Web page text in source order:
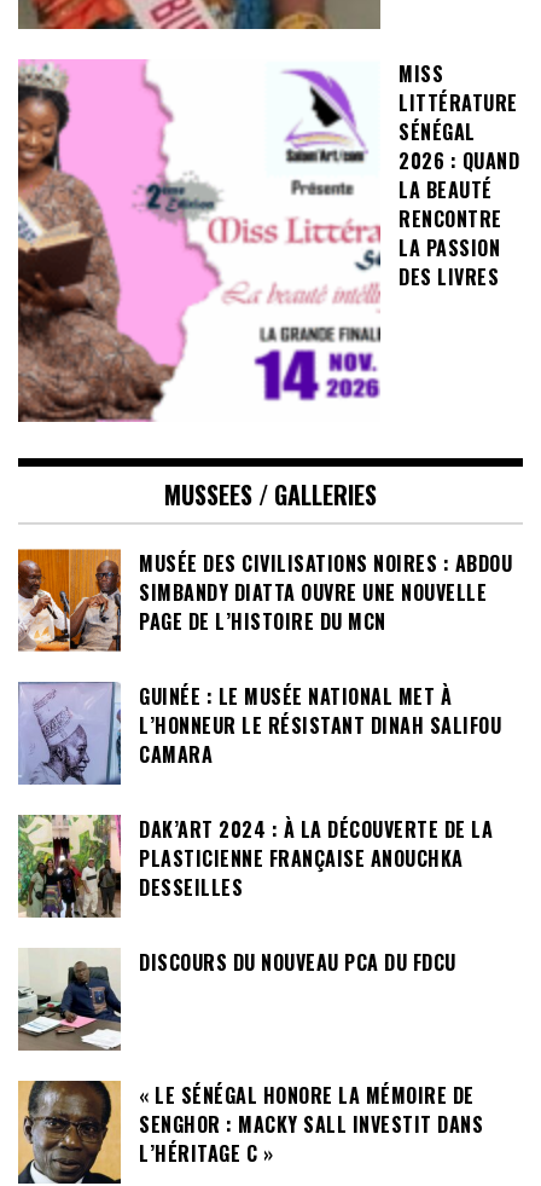
MISS
LITTÉRATURE
SÉNÉGAL
2026 : QUAND
LA BEAUTÉ
RENCONTRE
LA PASSION
DES LIVRES
MUSSEES / GALLERIES
MUSÉE DES CIVILISATIONS NOIRES : ABDOU
SIMBANDY DIATTA OUVRE UNE NOUVELLE
PAGE DE L’HISTOIRE DU MCN
GUINÉE : LE MUSÉE NATIONAL MET À
L’HONNEUR LE RÉSISTANT DINAH SALIFOU
CAMARA
DAK’ART 2024 : À LA DÉCOUVERTE DE LA
PLASTICIENNE FRANÇAISE ANOUCHKA
DESSEILLES
DISCOURS DU NOUVEAU PCA DU FDCU
« LE SÉNÉGAL HONORE LA MÉMOIRE DE
SENGHOR : MACKY SALL INVESTIT DANS
L’HÉRITAGE C »